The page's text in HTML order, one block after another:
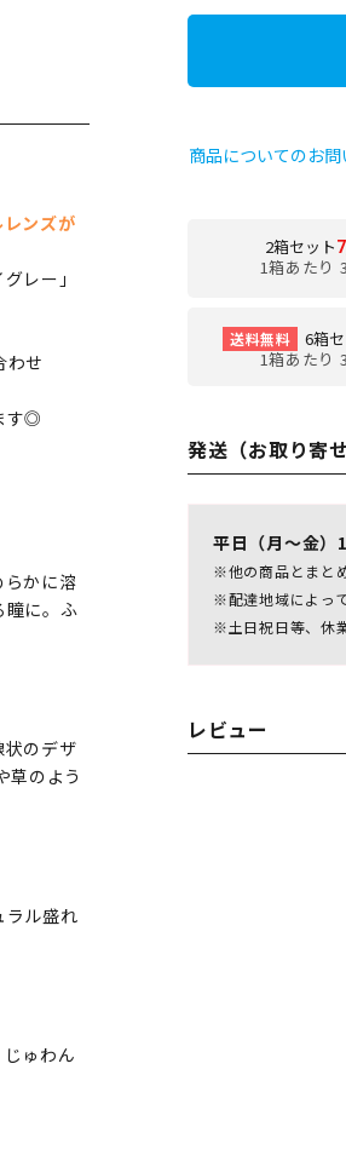
商品についてのお問
2箱セット
1箱あたり
送料無料 6箱
1箱あたり
発送（お取り寄
平日（月～金）
※他の商品とまと
※配達地域によっ
※土日祝日等、休
レビュー
ンズが
レー」
わせ
す◎
らかに溶
瞳に。ふ
状のデザ
草のよう
ラル盛れ
ゅわん